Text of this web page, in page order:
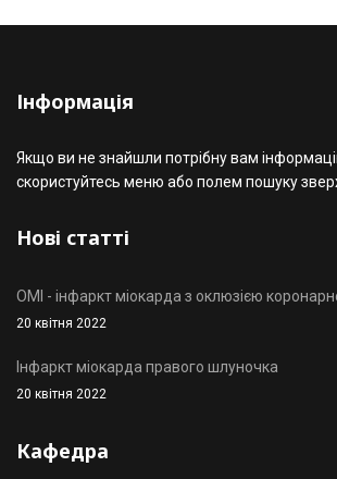
Інформація
Якщо ви не знайшли потрібну вам
скористуйтесь меню або полем пошуку
Нові статті
OMI - інфаркт міокарда з оклюзією
20 квітня 2022
Інфаркт міокарда правого шлуночка
20 квітня 2022
Кафедра